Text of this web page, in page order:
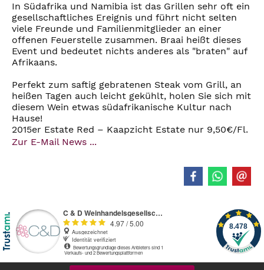
In Südafrika und Namibia ist das Grillen sehr oft ein
gesellschaftliches Ereignis und führt nicht selten
viele Freunde und Familienmitglieder an einer
offenen Feuerstelle zusammen. Braai heißt dieses
Event und bedeutet nichts anderes als "braten" auf
Afrikaans.
Perfekt zum saftig gebratenen Steak vom Grill, an
heißen Tagen auch leicht gekühlt, holen Sie sich mit
diesem Wein etwas südafrikanische Kultur nach
Hause!
2015er Estate Red – Kaapzicht Estate nur 9,50€/Fl.
Zur E-Mail News ...